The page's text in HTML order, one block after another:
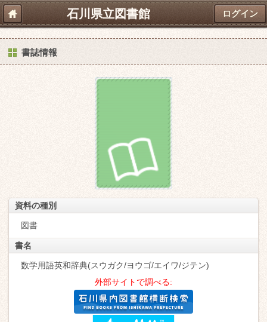
石川県立図書館 ログイン
書誌情報
資料の種別
図書
書名
数学用語英和辞典(スウガク/ヨウゴ/エイワ/ジテン)
外部サイトで調べる: